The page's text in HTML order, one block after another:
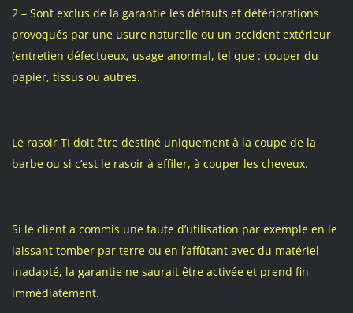
2 – Sont exclus de la garantie les défauts et détériorations
provoqués par une usure naturelle ou un accident extérieur
(entretien défectueux, usage anormal, tel que : couper du
papier, tissus ou autres.
Le rasoir TI doit être destiné uniquement à la coupe de la
barbe ou si c’est le rasoir à effiler, à couper les cheveux.
Si le client a commis une faute d’utilisation par exemple en le
laissant tomber par terre ou en l’affûtant avec du matériel
inadapté, la garantie ne saurait être activée et prend fin
immédiatement.